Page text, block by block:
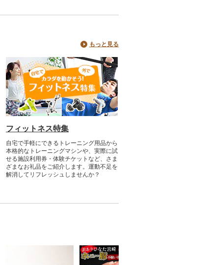
もっと見る
フィットネス特集
自宅で手軽にできるトレーニング用品から
本格的なトレーニングマシンや、実際に試
せる施設利用券・体験チケットなど、さま
ざまなお礼品をご紹介します。運動不足を
解消してリフレッシュしませんか？